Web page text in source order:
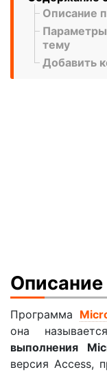
Описание
тему
Добавить
Программа
она
выполнения
версия Access,